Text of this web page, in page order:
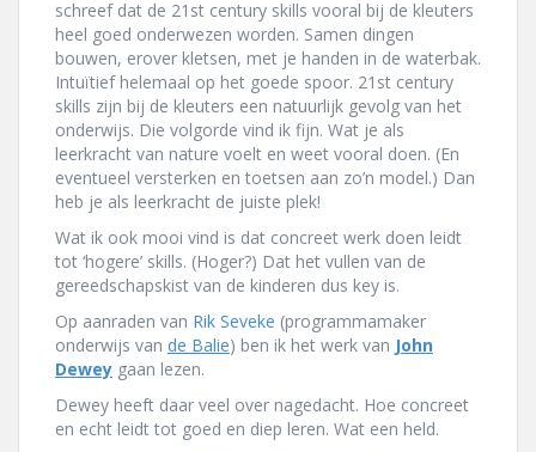
schreef dat de 21st century skills vooral bij de kleuters
heel goed onderwezen worden. Samen dingen
bouwen, erover kletsen, met je handen in de waterbak.
Intuïtief helemaal op het goede spoor. 21st century
skills zijn bij de kleuters een natuurlijk gevolg van het
onderwijs. Die volgorde vind ik fijn. Wat je als
leerkracht van nature voelt en weet vooral doen. (En
eventueel versterken en toetsen aan zo’n model.) Dan
heb je als leerkracht de juiste plek!
Wat ik ook mooi vind is dat concreet werk doen leidt
tot ‘hogere’ skills. (Hoger?) Dat het vullen van de
gereedschapskist van de kinderen dus key is.
Op aanraden van Rik Seveke (programmamaker
onderwijs van de Balie) ben ik het werk van John
Dewey gaan lezen.
Dewey heeft daar veel over nagedacht. Hoe concreet
en echt leidt tot goed en diep leren. Wat een held.